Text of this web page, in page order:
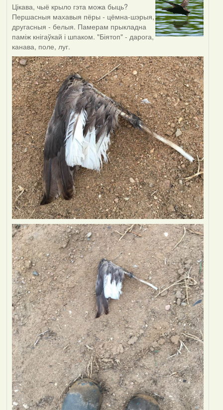
Цікава, чыё крыло гэта можа быць?
Першасныя махавыя пёры - цёмна-шэрыя,
другасныя - белыя. Памерам прыкладна
паміж кнігаўкай і шпаком. "Біятоп" - дарога,
канава, поле, луг.